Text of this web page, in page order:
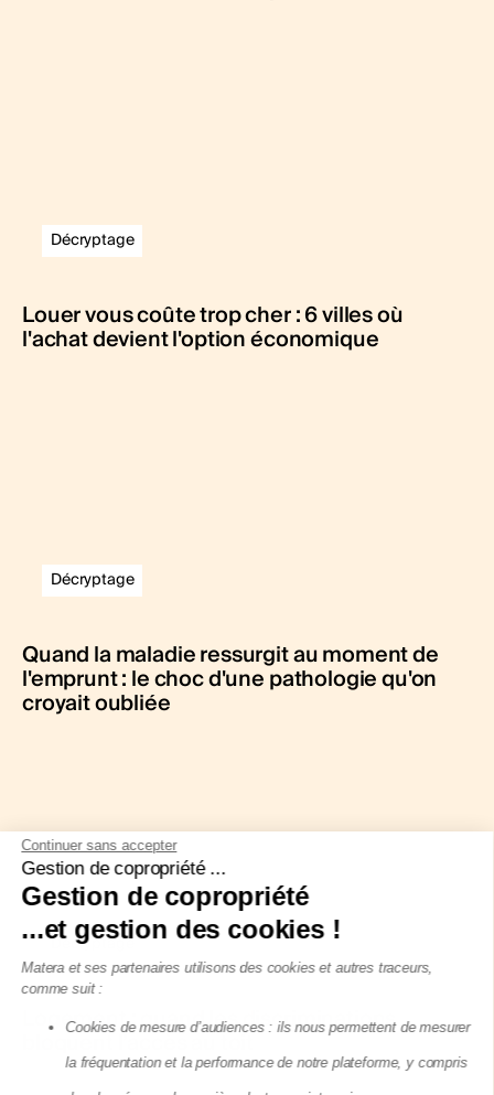
Décryptage
Louer vous coûte trop cher : 6 villes où
l'achat devient l'option économique
Décryptage
Quand la maladie ressurgit au moment de
l'emprunt : le choc d'une pathologie qu'on
croyait oubliée
Décryptage
Logement : quand les discriminations
bloquent l’accès au toit
Continuer sans accepter
Gestion de copropriété ...
Gestion de copropriété
...et gestion des cookies !
Matera et ses partenaires utilisons des cookies et autres traceurs,
comme suit :
Cookies de mesure d’audiences : ils nous permettent de mesurer
la fréquentation et la performance de notre plateforme, y compris